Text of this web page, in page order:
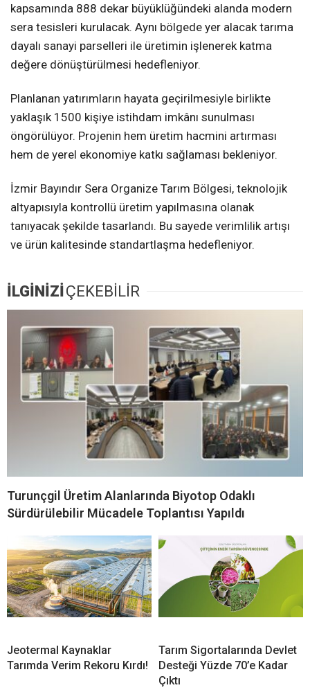
kapsamında 888 dekar büyüklüğündeki alanda modern
sera tesisleri kurulacak. Aynı bölgede yer alacak tarıma
dayalı sanayi parselleri ile üretimin işlenerek katma
değere dönüştürülmesi hedefleniyor.
Planlanan yatırımların hayata geçirilmesiyle birlikte
yaklaşık 1500 kişiye istihdam imkânı sunulması
öngörülüyor. Projenin hem üretim hacmini artırması
hem de yerel ekonomiye katkı sağlaması bekleniyor.
İzmir Bayındır Sera Organize Tarım Bölgesi, teknolojik
altyapısıyla kontrollü üretim yapılmasına olanak
tanıyacak şekilde tasarlandı. Bu sayede verimlilik artışı
ve ürün kalitesinde standartlaşma hedefleniyor.
İLGİNİZİ ÇEKEBİLİR
Turunçgil Üretim Alanlarında Biyotop Odaklı
Sürdürülebilir Mücadele Toplantısı Yapıldı
Jeotermal Kaynaklar
Tarımda Verim Rekoru Kırdı!
Tarım Sigortalarında Devlet
Desteği Yüzde 70’e Kadar
Çıktı